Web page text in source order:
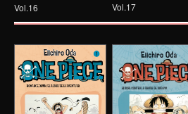
Vol.16 Vol.17